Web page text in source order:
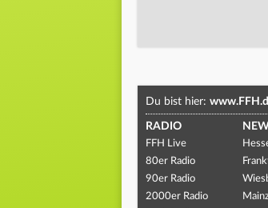
Du bist hier:
RADIO
FFH Live
80er Radio
90er Radio
2000er Radio